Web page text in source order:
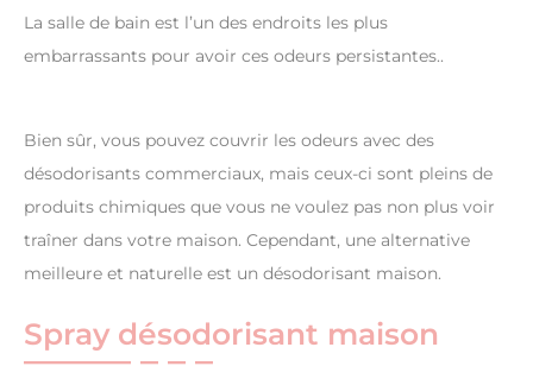
La salle de bain est l’un des endroits les plus
embarrassants pour avoir ces odeurs persistantes..
Bien sûr, vous pouvez couvrir les odeurs avec des
désodorisants commerciaux, mais ceux-ci sont pleins de
produits chimiques que vous ne voulez pas non plus voir
traîner dans votre maison. Cependant, une alternative
meilleure et naturelle est un désodorisant maison.
Spray désodorisant maison